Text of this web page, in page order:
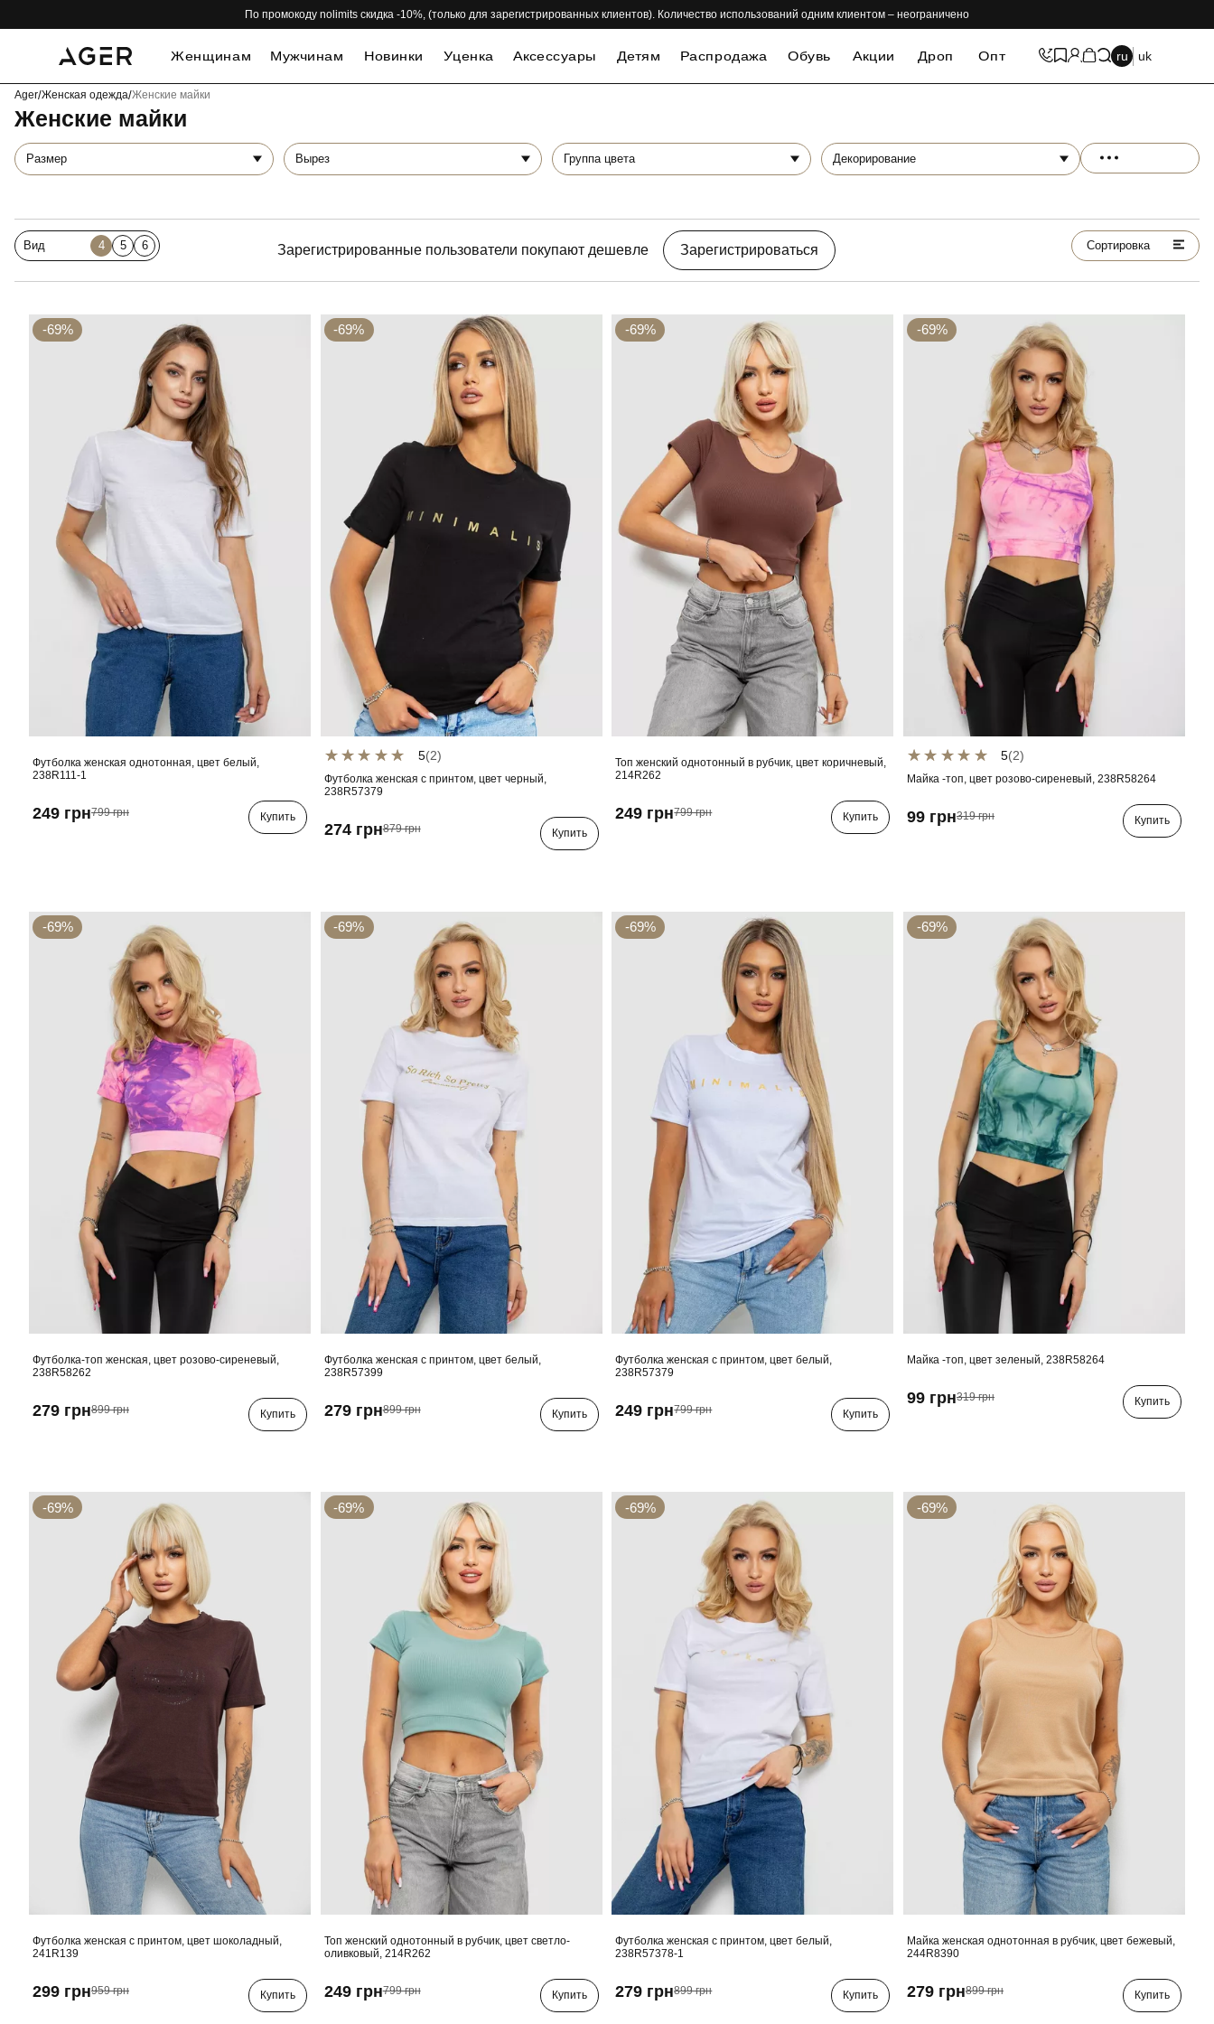
По промокоду nolimits скидка -10%, (только для зарегистрированных клиентов). Количество использований одним клиентом – неограничено
Женщинам Мужчинам Новинки Уценка Аксессуары Детям Распродажа Обувь Акции Дроп Опт ru uk
Ager/Женская одежда/Женские майки
Женские майки
Размер Вырез Группа цвета Декорирование
Вид 4 5 6 Зарегистрированные пользователи покупают дешевле Зарегистрироваться Сортировка
-69%
Футболка женская однотонная, цвет белый,
238R111-1
249 грн799 грн Купить
-69%
5(2)
Футболка женская с принтом, цвет черный,
238R57379
274 грн879 грн Купить
-69%
Топ женский однотонный в рубчик, цвет коричневый,
214R262
249 грн799 грн Купить
-69%
5(2)
Майка -топ, цвет розово-сиреневый, 238R58264
99 грн319 грн Купить
-69%
Футболка-топ женская, цвет розово-сиреневый,
238R58262
279 грн899 грн Купить
-69%
Футболка женская с принтом, цвет белый,
238R57399
279 грн899 грн Купить
-69%
Футболка женская с принтом, цвет белый,
238R57379
249 грн799 грн Купить
-69%
Майка -топ, цвет зеленый, 238R58264
99 грн319 грн Купить
-69%
Футболка женская с принтом, цвет шоколадный,
241R139
299 грн959 грн Купить
-69%
Топ женский однотонный в рубчик, цвет светло-
оливковый, 214R262
249 грн799 грн Купить
-69%
Футболка женская с принтом, цвет белый,
238R57378-1
279 грн899 грн Купить
-69%
Майка женская однотонная в рубчик, цвет бежевый,
244R8390
279 грн899 грн Купить